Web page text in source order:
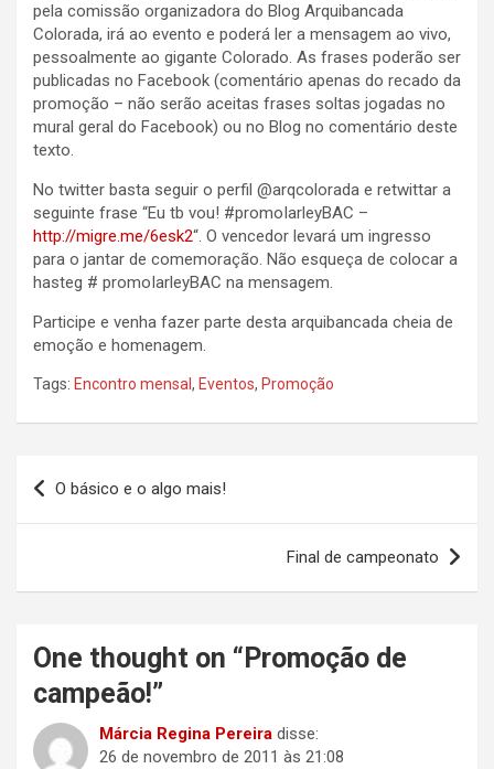
pela comissão organizadora do Blog Arquibancada
Colorada, irá ao evento e poderá ler a mensagem ao vivo,
pessoalmente ao gigante Colorado. As frases poderão ser
publicadas no Facebook (comentário apenas do recado da
promoção – não serão aceitas frases soltas jogadas no
mural geral do Facebook) ou no Blog no comentário deste
texto.
No twitter basta seguir o perfil @arqcolorada e retwittar a
seguinte frase “Eu tb vou! #promoIarleyBAC –
http://migre.me/6esk2“. O vencedor levará um ingresso
para o jantar de comemoração. Não esqueça de colocar a
hasteg # promoIarleyBAC na mensagem.
Participe e venha fazer parte desta arquibancada cheia de
emoção e homenagem.
Tags: Encontro mensal, Eventos, Promoção
Navegação
de
O básico e o algo mais!
Final de campeonato
One thought on “ Promoção de
campeão!”
Márcia Regina Pereira disse:
26 de novembro de 2011 às 21:08